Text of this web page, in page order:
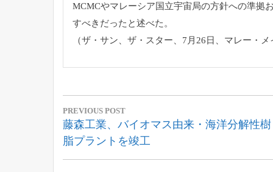
MCMCやマレーシア国立宇宙局の方針への準拠
すべきだったと述べた。
（ザ・サン、ザ・スター、7月26日、マレー・
投
稿
ナ
PREVIOUS POST
Previous
Post:
藤森工業、バイオマス由来・海洋分解性樹
脂プラントを竣工